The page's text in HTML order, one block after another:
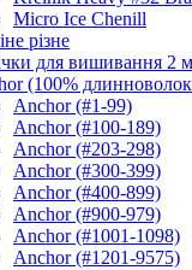
Micro Ice Chenill
різне
для вишивання 2
(100%
Anchor (#1-99)
Anchor (#100-189)
Anchor (#203-298)
Anchor (#300-399)
Anchor (#400-899)
Anchor (#900-979)
Anchor (#1001-1098)
Anchor (#1201-9575)